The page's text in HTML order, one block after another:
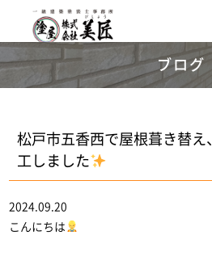
ブログ
松戸市五香西で屋根葺き替え
工しました
2024.09.20
こんにちは